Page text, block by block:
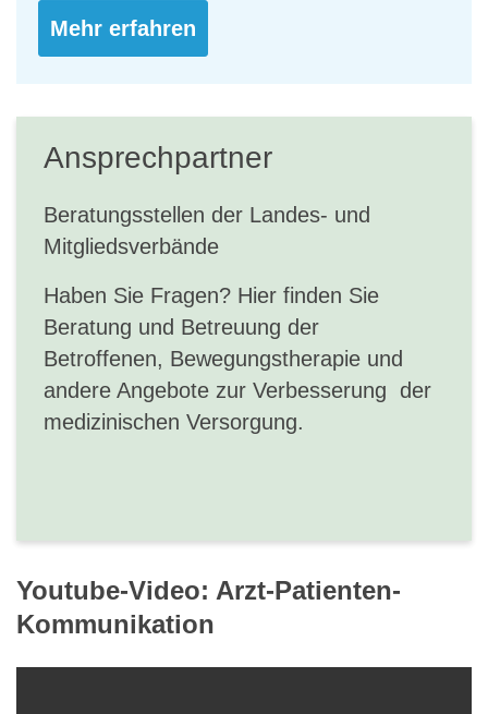
Mehr erfahren
Ansprechpartner
Beratungsstellen der Landes- und
Mitgliedsverbände
Haben Sie Fragen? Hier finden Sie
Beratung und Betreuung der
Betroffenen, Bewegungstherapie und
andere Angebote zur Verbesserung der
medizinischen Versorgung.
Youtube-Video: Arzt-Patienten-
Kommunikation